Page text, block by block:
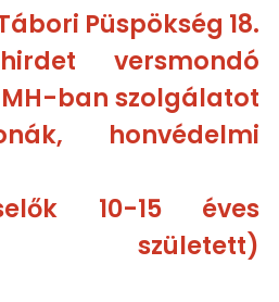
Püspökség 18.
versmondó
ban szolgálatot
honvédelmi
10-15 éves
ben született)